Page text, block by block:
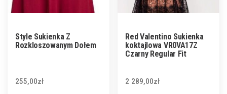
Style Sukienka Z
Rozkloszowanym Dołem
255,00zł
Red Valentino Sukienka
koktajlowa VR0VA17Z
Czarny Regular Fit
2 289,00zł